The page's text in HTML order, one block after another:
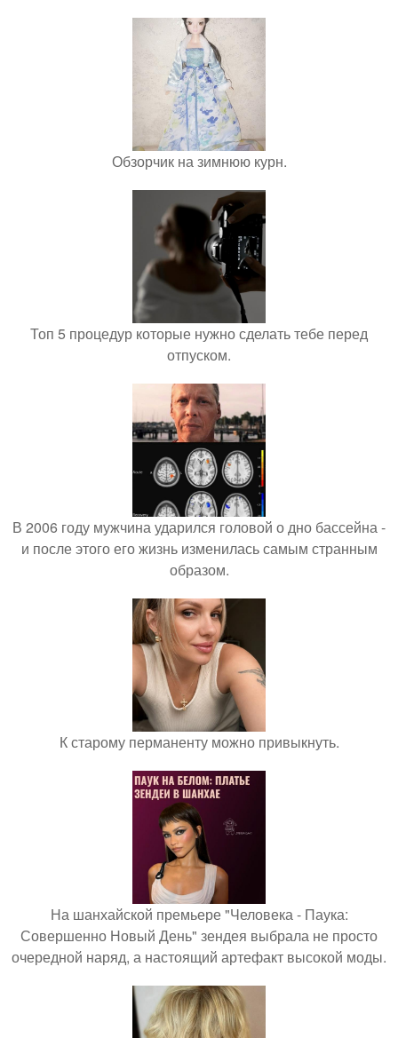
Обзорчик на зимнюю курн.
Топ 5 процедур которые нужно сделать тебе перед
отпуском.
В 2006 году мужчина ударился головой о дно бассейна -
и после этого его жизнь изменилась самым странным
образом.
К старому перманенту можно привыкнуть.
На шанхайской премьере "Человека - Паука:
Совершенно Новый День" зендея выбрала не просто
очередной наряд, а настоящий артефакт высокой моды.